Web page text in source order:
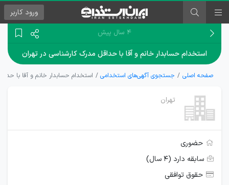
ورود کاربر
۴ سال پیش
استخدام حسابدار خانم و آقا با حداقل مدرک كارشناسی در تهران
صفحه اصلی جستجوی آگهی‌های استخدامی استخدام حسابدار خانم و آقا با
تهران
حضوری
سابقه دارد (۴ سال)
حقوق توافقی